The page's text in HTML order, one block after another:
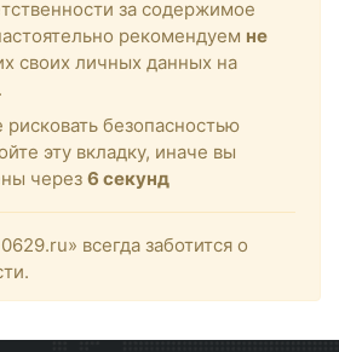
за содержимое
рекомендуем не
своих личных данных на
безопасностью
эту вкладку, иначе вы
через 6 секунд
всегда заботится о